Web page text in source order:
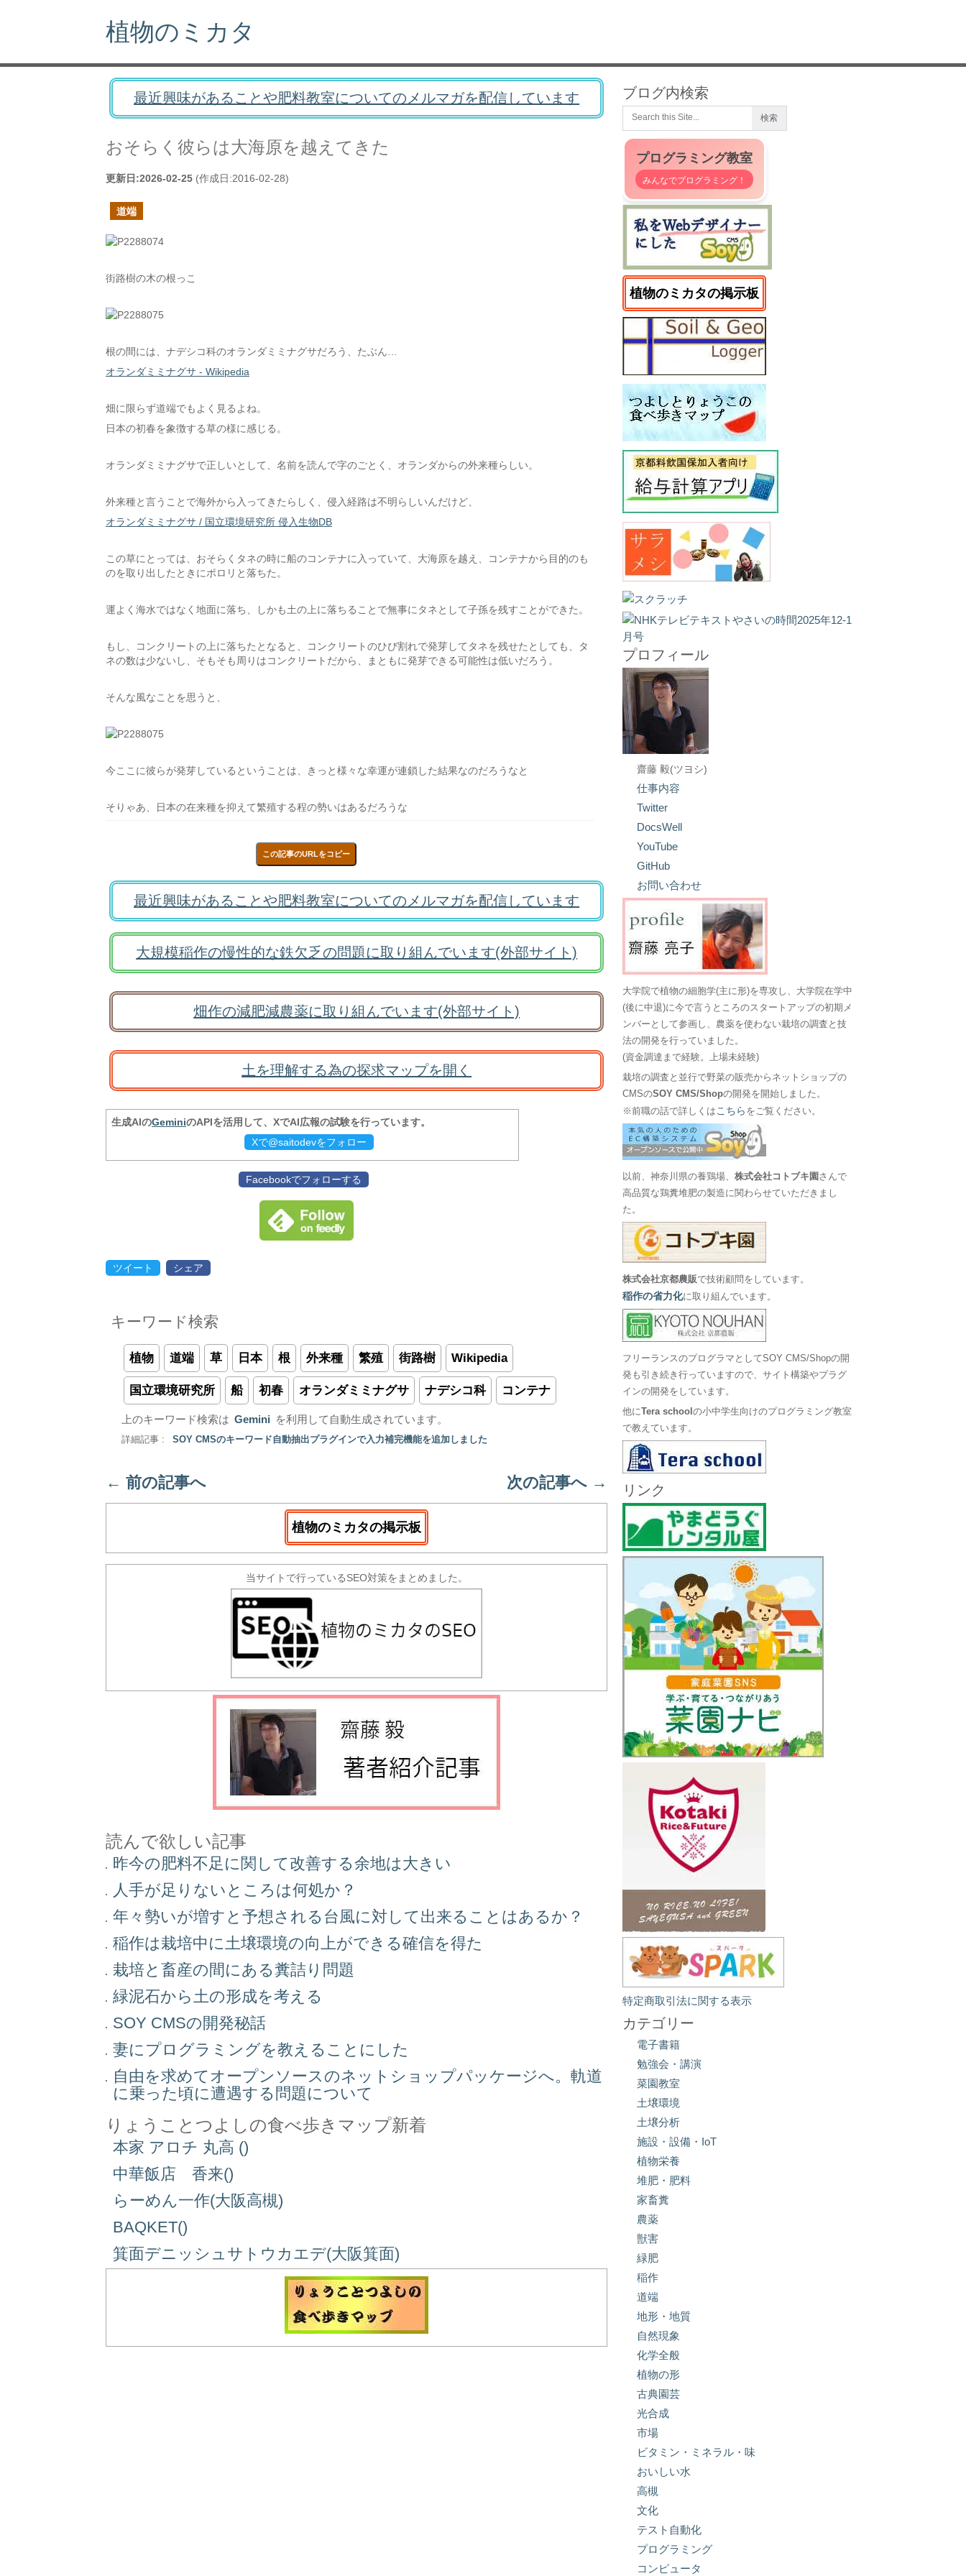
植物のミカタ
最近興味があることや肥料教室についてのメルマガを配信しています
おそらく彼らは大海原を越えてきた
更新日:2026-02-25 (作成日:2016-02-28)
道端
街路樹の木の根っこ
根の間には、ナデシコ科のオランダミミナグサだろう、たぶん…
オランダミミナグサ - Wikipedia
畑に限らず道端でもよく見るよね。
日本の初春を象徴する草の様に感じる。
オランダミミナグサで正しいとして、名前を読んで字のごとく、オランダからの外来種らしい。
外来種と言うことで海外から入ってきたらしく、侵入経路は不明らしいんだけど、
オランダミミナグサ / 国立環境研究所 侵入生物DB
この草にとっては、おそらくタネの時に船のコンテナに入っていて、大海原を越え、コンテナから目的のも
のを取り出したときにポロリと落ちた。
運よく海水ではなく地面に落ち、しかも土の上に落ちることで無事にタネとして子孫を残すことができた。
もし、コンクリートの上に落ちたとなると、コンクリートのひび割れで発芽してタネを残せたとしても、タ
ネの数は少ないし、そもそも周りはコンクリートだから、まともに発芽できる可能性は低いだろう。
そんな風なことを思うと、
今ここに彼らが発芽しているということは、きっと様々な幸運が連鎖した結果なのだろうなと
そりゃあ、日本の在来種を抑えて繁殖する程の勢いはあるだろうな
この記事のURLをコピー
最近興味があることや肥料教室についてのメルマガを配信しています
大規模稲作の慢性的な鉄欠乏の問題に取り組んでいます(外部サイト)
畑作の減肥減農薬に取り組んでいます(外部サイト)
土を理解する為の探求マップを開く
生成AIのGeminiのAPIを活用して、XでAI広報の試験を行っています。
Xで@saitodevをフォロー
Facebookでフォローする
ツイート シェア
キーワード検索
植物 道端 草 日本 根 外来種 繁殖 街路樹 Wikipedia
国立環境研究所 船 初春 オランダミミナグサ ナデシコ科 コンテナ
上のキーワード検索は Gemini を利用して自動生成されています。
詳細記事 : SOY CMSのキーワード自動抽出プラグインで入力補完機能を追加しました
← 前の記事へ 次の記事へ →
植物のミカタの掲示板
当サイトで行っているSEO対策をまとめました。
読んで欲しい記事
昨今の肥料不足に関して改善する余地は大きい
人手が足りないところは何処か？
年々勢いが増すと予想される台風に対して出来ることはあるか？
稲作は栽培中に土壌環境の向上ができる確信を得た
栽培と畜産の間にある糞詰り問題
緑泥石から土の形成を考える
SOY CMSの開発秘話
妻にプログラミングを教えることにした
自由を求めてオープンソースのネットショップパッケージへ。軌道
に乗った頃に遭遇する問題について
りょうことつよしの食べ歩きマップ新着
本家 アロチ 丸高 ()
中華飯店 香来()
らーめん一作(大阪高槻)
BAQKET()
箕面デニッシュサトウカエデ(大阪箕面)
ブログ内検索
プログラミング教室
みんなでプログラミング！
植物のミカタの掲示板
プロフィール
齋藤 毅(ツヨシ)
仕事内容
Twitter
DocsWell
YouTube
GitHub
お問い合わせ
大学院で植物の細胞学(主に形)を専攻し、大学院在学中
(後に中退)に今で言うところのスタートアップの初期メ
ンバーとして参画し、農薬を使わない栽培の調査と技
法の開発を行っていました。
(資金調達まで経験。上場未経験)
栽培の調査と並行で野菜の販売からネットショップの
CMSのSOY CMS/Shopの開発を開始しました。
※前職の話で詳しくは こちら をご覧ください。
以前、神奈川県の養鶏場、株式会社コトブキ園 さんで
高品質な鶏糞堆肥の製造に関わらせていただきまし
た。
株式会社京都農販で技術顧問をしています。
稲作の省力化に取り組んでいます。
フリーランスのプログラマとしてSOY CMS/Shopの開
発も引き続き行っていますので、サイト構築やプラグ
インの開発をしています。
他にTera schoolの小中学生向けのプログラミング教室
で教えています。
リンク
特定商取引法に関する表示
カテゴリー
電子書籍
勉強会・講演
菜園教室
土壌環境
土壌分析
施設・設備・IoT
植物栄養
堆肥・肥料
家畜糞
農薬
獣害
緑肥
稲作
道端
地形・地質
自然現象
化学全般
植物の形
古典園芸
光合成
市場
ビタミン・ミネラル・味
おいしい水
高槻
文化
テスト自動化
プログラミング
コンピュータ